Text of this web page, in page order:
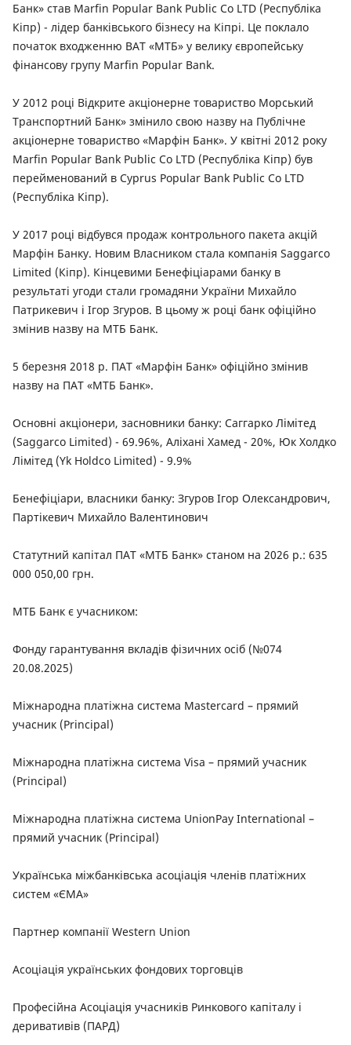
Банк» став Marfin Popular Bank Public Co LTD (Республіка
Кіпр) - лідер банківського бізнесу на Кіпрі. Це поклало
початок входженню ВАТ «МТБ» у велику європейську
фінансову групу Marfin Popular Bank.
У 2012 році Відкрите акціонерне товариство Морський
Транспортний Банк» змінило свою назву на Публічне
акціонерне товариство «Марфін Банк». У квітні 2012 року
Marfin Popular Bank Public Co LTD (Республіка Кіпр) був
перейменований в Cyprus Popular Bank Public Co LTD
(Республіка Кіпр).
У 2017 році відбувся продаж контрольного пакета акцій
Марфін Банку. Новим Власником стала компанія Saggarco
Limited (Кіпр). Кінцевими Бенефіціарами банку в
результаті угоди стали громадяни України Михайло
Патрикевич і Ігор Згуров. В цьому ж році банк офіційно
змінив назву на МТБ Банк.
5 березня 2018 р. ПАТ «Марфін Банк» офіційно змінив
назву на ПАТ «МТБ Банк».
Основні акціонери, засновники банку: Саггарко Лімітед
(Saggarco Limited) - 69.96%, Аліхані Хамед - 20%, Юк Холдко
Лімітед (Yk Holdco Limited) - 9.9%
Бенефіціари, власники банку: Згуров Ігор Олександрович,
Партікевич Михайло Валентинович
Статутний капітал ПАТ «МТБ Банк» станом на 2026 р.: 635
000 050,00 грн.
МТБ Банк є учасником:
Фонду гарантування вкладів фізичних осіб (№074
20.08.2025)
Міжнародна платіжна система Mastercard – прямий
учасник (Principal)
Міжнародна платіжна система Visa – прямий учасник
(Principal)
Міжнародна платіжна система UnionPay International –
прямий учасник (Principal)
Українська міжбанківська асоціація членів платіжних
систем «ЄМА»
Партнер компанії Western Union
Асоціація українських фондових торговців
Професійна Асоціація учасників Ринкового капіталу і
деривативів (ПАРД)